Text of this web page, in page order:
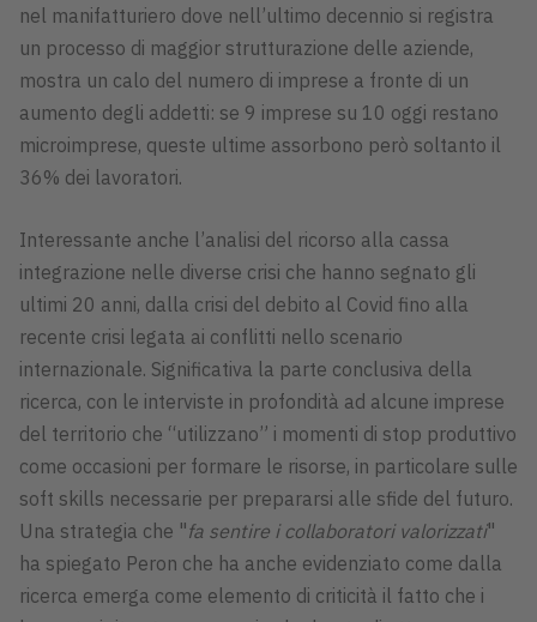
nel manifatturiero dove nell’ultimo decennio si registra
un processo di maggior strutturazione delle aziende,
mostra un calo del numero di imprese a fronte di un
aumento degli addetti: se 9 imprese su 10 oggi restano
microimprese, queste ultime assorbono però soltanto il
36% dei lavoratori.
Interessante anche l’analisi del ricorso alla cassa
integrazione nelle diverse crisi che hanno segnato gli
ultimi 20 anni, dalla crisi del debito al Covid fino alla
recente crisi legata ai conflitti nello scenario
internazionale. Significativa la parte conclusiva della
ricerca, con le interviste in profondità ad alcune imprese
del territorio che “utilizzano” i momenti di stop produttivo
come occasioni per formare le risorse, in particolare sulle
soft skills necessarie per prepararsi alle sfide del futuro.
Una strategia che "fa sentire i collaboratori valorizzati"
ha spiegato Peron che ha anche evidenziato come dalla
ricerca emerga come elemento di criticità il fatto che i